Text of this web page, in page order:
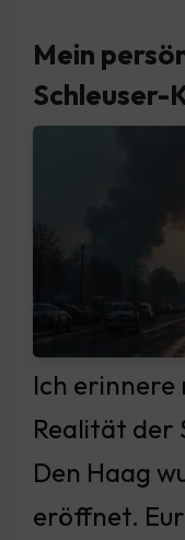
Mein
Schleuser-
Ich erinnere
Realität der
Den Haag
eröffnet.